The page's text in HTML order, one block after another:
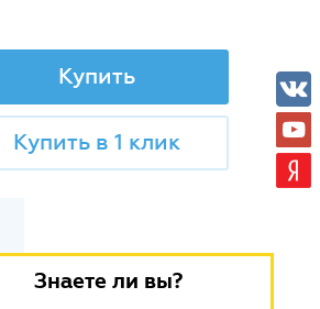
Купить
Купить в 1 клик
Знаете ли вы?